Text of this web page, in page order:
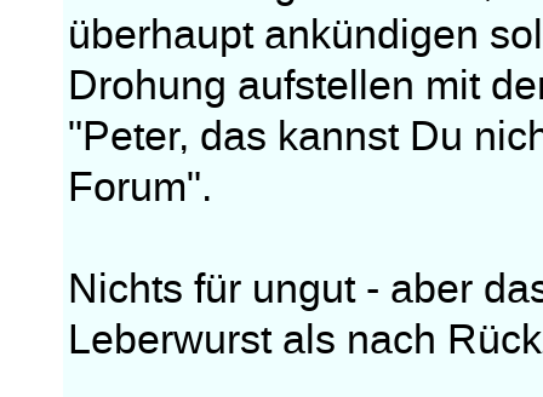
überhaupt ankündigen
Drohung aufstellen mit
"Peter, das kannst Du
Forum".
Nichts für ungut - aber
Leberwurst als nach